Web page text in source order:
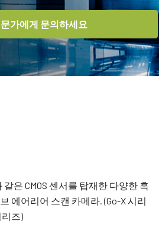
가에게 문의하세요
같은 CMOS 센서를 탑재한 다양한 흑
에어리어 스캔 카메라. (Go-X 시리
리즈)